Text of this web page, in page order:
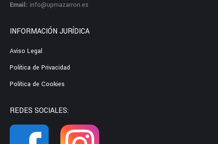
Email: info@upmazarron.es
INFORMACIÓN JURÍDICA
Aviso Legal
Política de Privacidad
Política de Cookies
REDES SOCIALES: